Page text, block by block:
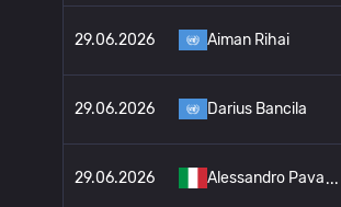
29.06.2026 Aiman Rihai
29.06.2026 Darius Bancila
29.06.2026 Alessandro Pava